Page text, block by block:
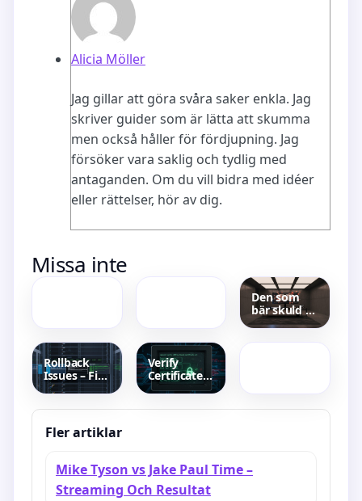
Alicia Möller
Jag gillar att göra svåra saker enkla. Jag
skriver guider som är lätta att skumma
men också håller för fördjupning. Jag
försöker vara saklig och tydlig med
antaganden. Om du vill bidra med idéer
eller rättelser, hör av dig.
Missa inte
Issues – Fix
Time
Den som
bär skuld –
Streaming
Rollback
Issues – Fix
Time
Proxmox,
DBs and
Fedora
Verify
Certificate
Chain
Fix
Maria Nila
Color
Fler artiklar
Mike Tyson vs Jake Paul Time –
Streaming Och Resultat